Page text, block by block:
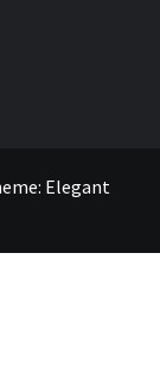
Elegant